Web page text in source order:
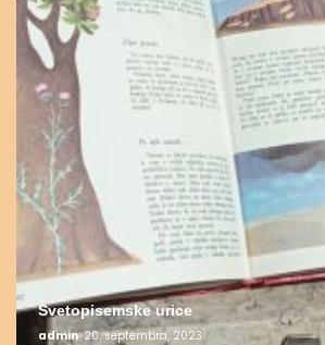
Svetopisemske urice
admin 20. septembra, 2023